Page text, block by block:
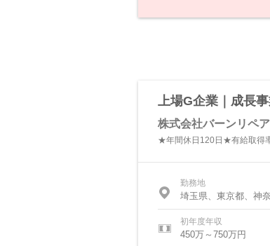
上場G企業｜成長
株式会社バーンリペア
★年間休日120日★有給取得
勤務地
埼玉県、東京都、神
初年度年収
450万～750万円